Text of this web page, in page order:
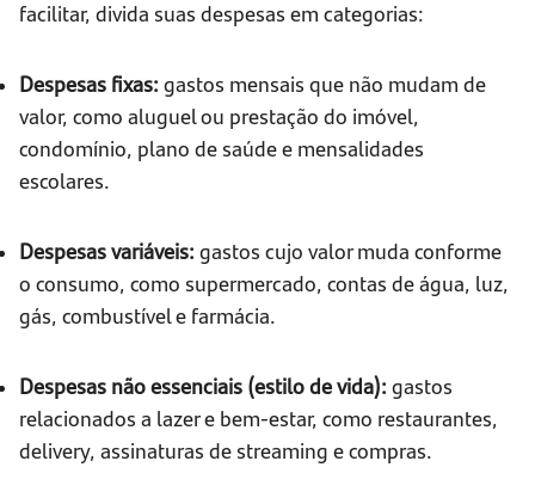
facilitar, divida suas despesas em categorias:
Despesas fixas: gastos mensais que não mudam de
valor, como aluguel ou prestação do imóvel,
condomínio, plano de saúde e mensalidades
escolares.
Despesas variáveis: gastos cujo valor muda conforme
o consumo, como supermercado, contas de água, luz,
gás, combustível e farmácia.
Despesas não essenciais (estilo de vida): gastos
relacionados a lazer e bem-estar, como restaurantes,
delivery, assinaturas de streaming e compras.